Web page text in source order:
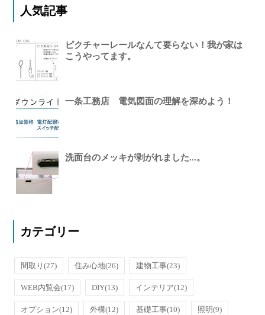
人気記事
ピクチャーレールなんて要らない！我が家は
こうやってます。
一条工務店 電気図面の理解を深めよう！
洗面台のメッキが剥がれました...。
カテゴリー
間取り(27) 住み心地(26) 建物工事(23)
WEB内覧会(17) DIY(13) インテリア(12)
オプション(12) 外構(12) 基礎工事(10) 照明(9)